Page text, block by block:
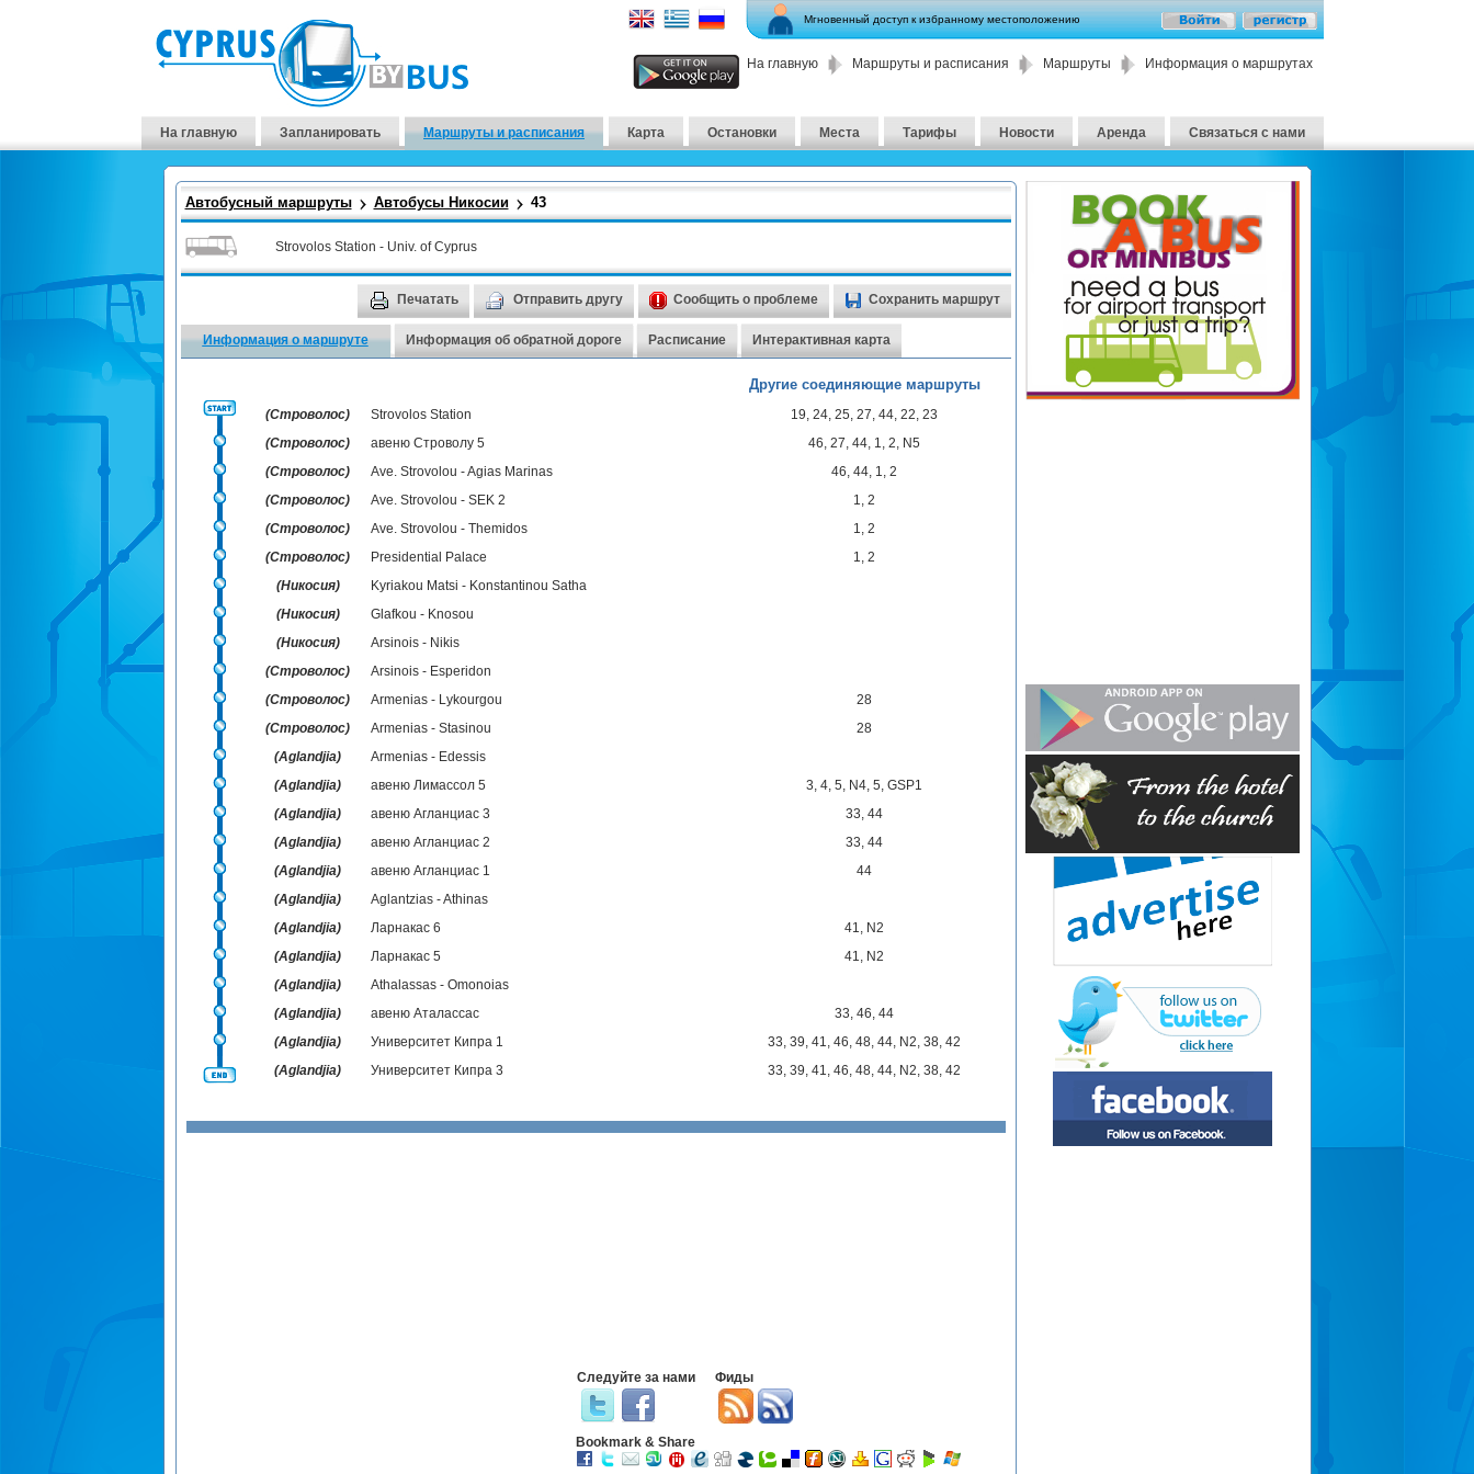
Мгновенный доступ к избранному местоположению
На главную Маршруты и расписания Маршруты Информация о маршрутах
На главную Запланировать Маршруты и расписания Карта Остановки Места Тарифы Новости Аренда Связаться с нами
Автобусный маршруты Автобусы Никосии 43
Strovolos Station - Univ. of Cyprus
Печатать Отправить другу Сообщить о проблеме Сохранить маршрут
Информация о маршруте Информация об обратной дороге Расписание Интерактивная карта
Другие соединяющие маршруты
(Строволос) Strovolos Station 19, 24, 25, 27, 44, 22, 23
(Строволос)
авеню Строволу 5 46, 27, 44, 1, 2, N5
(Строволос)
Ave. Strovolou - Agias Marinas 46, 44, 1, 2
(Строволос)
Ave. Strovolou - SEK 2 1, 2
(Строволос)
Ave. Strovolou - Themidos 1, 2
(Строволос)
Presidential Palace 1, 2
(Никосия)
Kyriakou Matsi - Konstantinou Satha
(Никосия)
Glafkou - Knosou
(Никосия)
Arsinois - Nikis
(Строволос)
Arsinois - Esperidon
(Строволос)
Armenias - Lykourgou
28
(Строволос)
Armenias - Stasinou
28
(Aglandjia)
Armenias - Edessis
(Aglandjia)
авеню Лимассол 5 3, 4, 5, N4, 5, GSP1
(Aglandjia)
авеню Агланциас 3 33, 44
(Aglandjia)
авеню Агланциас 2 33, 44
(Aglandjia)
авеню Агланциас 1
44
(Aglandjia)
Aglantzias - Athinas
(Aglandjia)
Ларнакас 6 41, N2
(Aglandjia)
Ларнакас 5 41, N2
(Aglandjia)
Athalassas - Omonoias
(Aglandjia)
авеню Аталассас 33, 46, 44
(Aglandjia)
Университет Кипра 1 33, 39, 41, 46, 48, 44, N2, 38, 42
(Aglandjia)
Университет Кипра 3 33, 39, 41, 46, 48, 44, N2, 38, 42
Следуйте за нами Фиды
Bookmark & Share